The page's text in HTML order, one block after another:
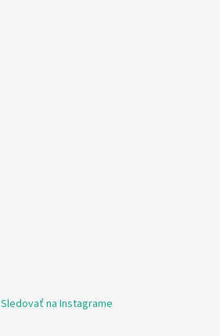
Sledovať na Instagrame